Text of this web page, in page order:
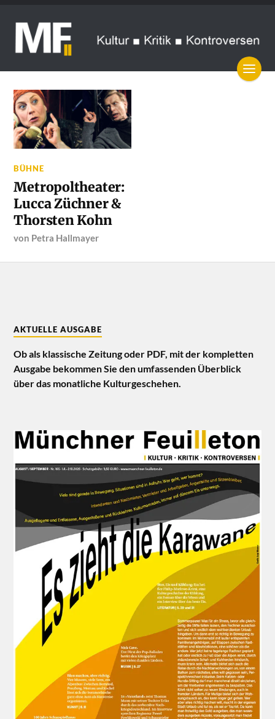
BÜHNE
Metropoltheater:
Lucca Züchner &
Thorsten Kohn
von Petra Hallmayer
AKTUELLE AUSGABE
Ob als klassische Zeitung oder PDF, mit der kompletten
Ausgabe bekommen Sie den umfassenden Überblick
über das monatliche Kulturgeschehen.